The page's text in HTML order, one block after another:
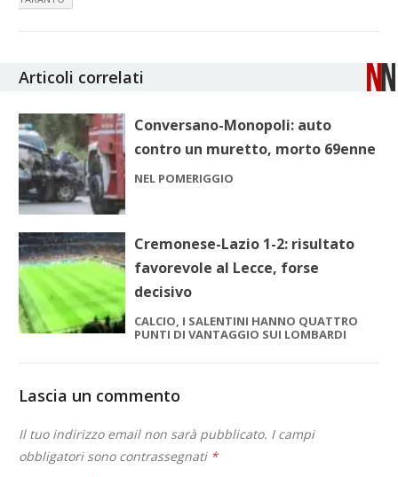
Articoli correlati
Conversano-Monopoli: auto
contro un muretto, morto 69enne
NEL POMERIGGIO
Cremonese-Lazio 1-2: risultato
favorevole al Lecce, forse
decisivo
CALCIO, I SALENTINI HANNO QUATTRO
PUNTI DI VANTAGGIO SUI LOMBARDI
Lascia un commento
Il tuo indirizzo email non sarà pubblicato. I campi
obbligatori sono contrassegnati *